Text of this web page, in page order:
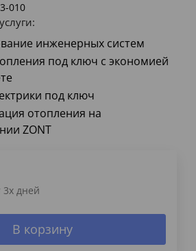
010
инженерных систем
под ключ с экономией
под ключ
отопления на
ZONT
3х дней
В корзину